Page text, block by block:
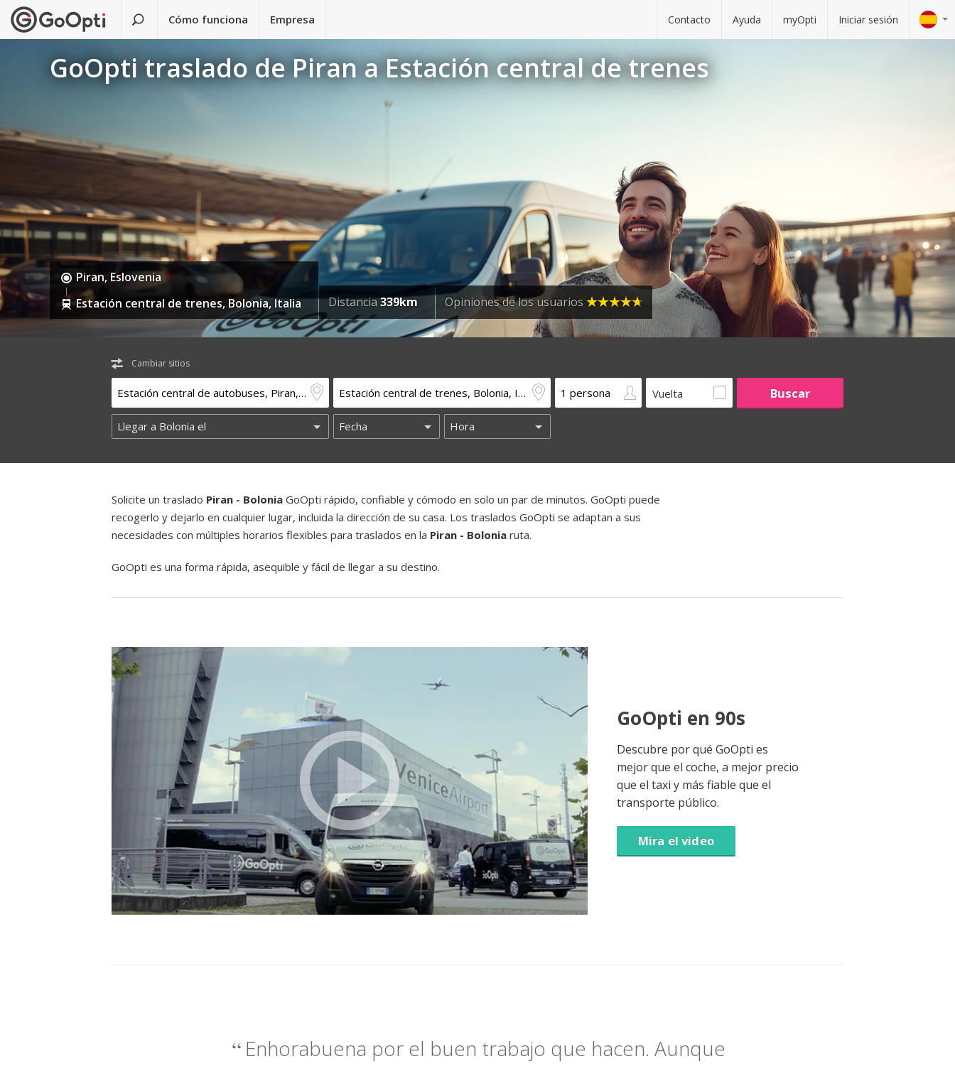
Cómo funciona Empresa Contacto Ayuda myOpti Iniciar sesión
GoOpti traslado de Piran a Estación central de trenes
Piran, Eslovenia
Estación central de trenes, Bolonia, Italia
Distancia339km Opiniones de los usuarios
Cambiar sitios
Vuelta
Solicite un traslado Piran - Bolonia GoOpti rápido, confiable y cómodo en solo un par de minutos. GoOpti puede
recogerlo y dejarlo en cualquier lugar, incluida la dirección de su casa. Los traslados GoOpti se adaptan a sus
necesidades con múltiples horarios flexibles para traslados en la Piran - Bolonia ruta.
GoOpti es una forma rápida, asequible y fácil de llegar a su destino.
GoOpti en 90s
Descubre por qué GoOpti es
mejor que el coche, a mejor precio
que el taxi y más fiable que el
transporte público.
Mira el video
Enhorabuena por el buen trabajo que hacen. Aunque